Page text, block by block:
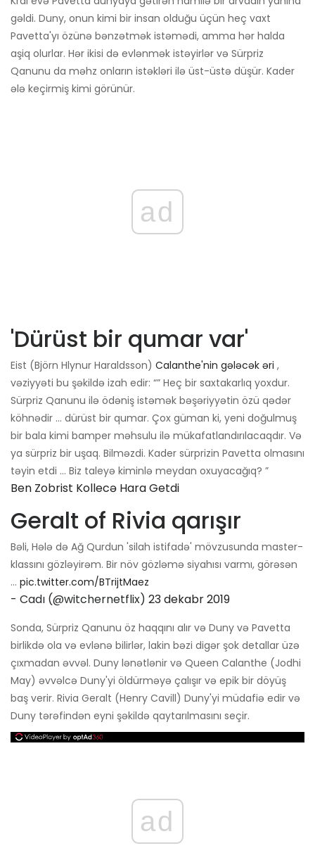
gəldi. Duny, onun kimi bir insan olduğu üçün heç vaxt
Pavetta'yı özünə bənzətmək istəmədi, amma hər halda
aşiq olurlar. Hər ikisi də evlənmək istəyirlər və Sürpriz
Qanunu da məhz onların istəkləri ilə üst-üstə düşür. Kader
ələ keçirmiş kimi görünür.
ad
'Dürüst bir qumar var'
Eist (Björn Hlynur Haraldsson) Calanthe'nin gələcək əri ,
vəziyyəti bu şəkildə izah edir: “” Heç bir saxtakarlıq yoxdur.
Sürpriz Qanunu ilə ödəniş istəmək bəşəriyyətin özü qədər
köhnədir ... dürüst bir qumar. Çox güman ki, yeni doğulmuş
bir bala kimi bamper məhsulu ilə mükafatlandırılacaqdır. Və
ya sürpriz bir uşaq. Bilməzdi. Kader sürprizin Pavetta olmasını
təyin etdi ... Biz taleyə kiminlə meydan oxuyacağıq? ”
Ben Zobrist Kollecə Hara Getdi
Geralt of Rivia qarışır
Bəli, Hələ də Ağ Qurdun 'silah istifadə' mövzusunda master-
klassını gözləyirəm. Bir növ gözləmə siyahısı varmı, görəsən
... pic.twitter.com/BTrijtMaez
- Cadı (@witchernetflix) 23 dekabr 2019
Sonda, Sürpriz Qanunu öz haqqını alır və Duny və Pavetta
birlikdə ola və evlənə bilirlər, lakin bəzi digər şok detallar üzə
çıxmadan əvvəl. Duny lənətlənir və Queen Calanthe (Jodhi
May) əvvəlcə Duny'yi öldürməyə çalışır və epik bir döyüş
baş verir. Rivia Geralt (Henry Cavill) Duny'yi müdafiə edir və
Duny tərəfindən eyni şəkildə qaytarılmasını seçir.
ad